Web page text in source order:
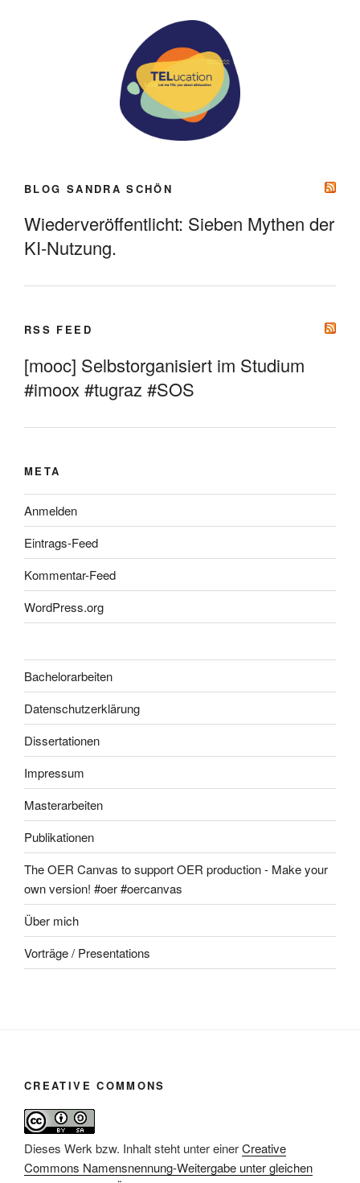
BLOG SANDRA SCHÖN
Wiederveröffentlicht: Sieben Mythen der
KI-Nutzung.
RSS FEED
[mooc] Selbstorganisiert im Studium
#imoox #tugraz #SOS
META
Anmelden
Eintrags-Feed
Kommentar-Feed
WordPress.org
Bachelorarbeiten
Datenschutzerklärung
Dissertationen
Impressum
Masterarbeiten
Publikationen
The OER Canvas to support OER production - Make your
own version! #oer #oercanvas
Über mich
Vorträge / Presentations
CREATIVE COMMONS
Dieses Werk bzw. Inhalt steht unter einerCreative
Commons Namensnennung-Weitergabe unter gleichen